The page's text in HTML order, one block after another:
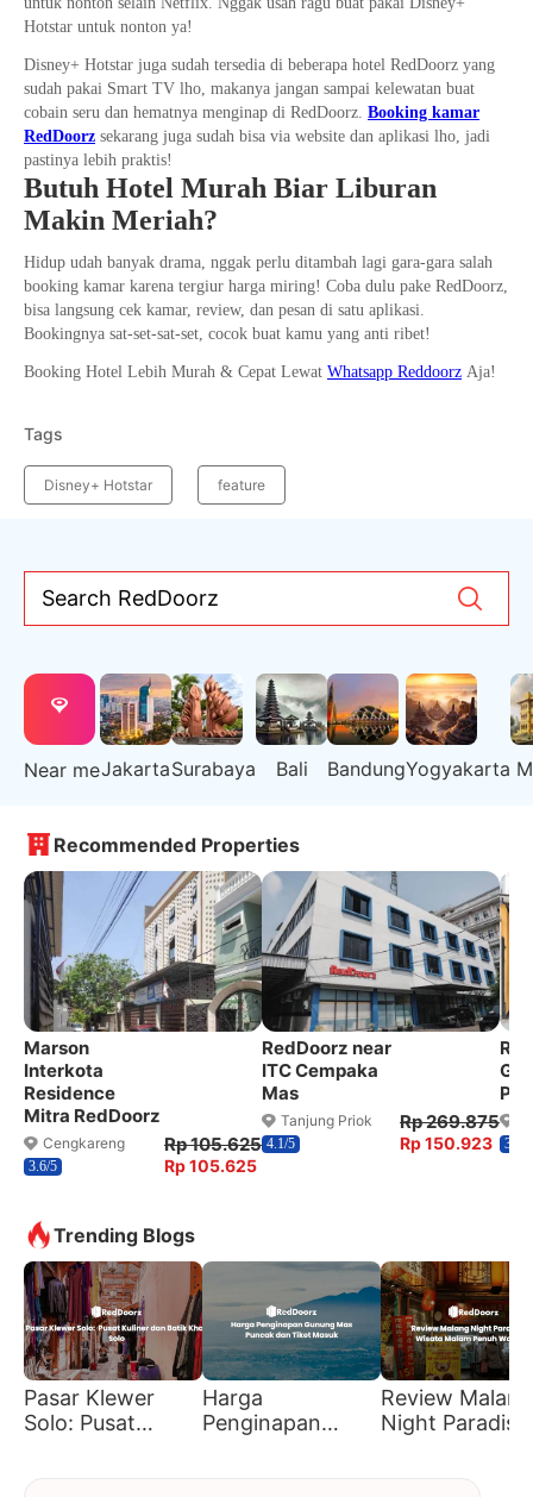
Hotstar untuk nonton ya!
Disney+ Hotstar juga sudah tersedia di beberapa hotel RedDoorz yang
sudah pakai Smart TV lho, makanya jangan sampai kelewatan buat
cobain seru dan hematnya menginap di RedDoorz. Booking kamar
RedDoorz sekarang juga sudah bisa via website dan aplikasi lho, jadi
pastinya lebih praktis!
Butuh Hotel Murah Biar Liburan
Makin Meriah?
Hidup udah banyak drama, nggak perlu ditambah lagi gara-gara salah
booking kamar karena tergiur harga miring! Coba dulu pake RedDoorz,
bisa langsung cek kamar, review, dan pesan di satu aplikasi.
Bookingnya sat-set-sat-set, cocok buat kamu yang anti ribet!
Booking Hotel Lebih Murah & Cepat Lewat Whatsapp Reddoorz Aja!
Tags
Disney+ Hotstar feature
Search RedDoorz
Near meJakartaSurabaya Bali BandungYogyakarta
Recommended Properties
Marson
Interkota
Residence
Mitra RedDoorz
Cengkareng
3.6/5
Rp 105.625
Rp 105.625
RedDoorz near
ITC Cempaka
Mas
Tanjung Priok
4.1/5
Rp 269.875
Rp 150.923 3.8/5
Trending Blogs
Pasar Klewer
Solo: Pusat
Harga
Penginapan
Review Malang
Night Paradise: